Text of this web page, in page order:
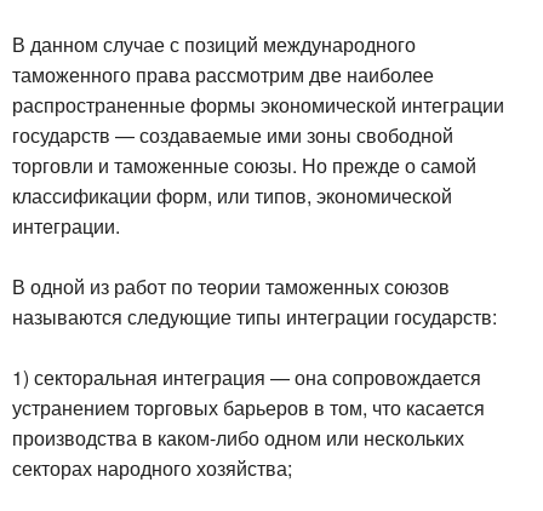
В данном случае с позиций международного
таможенного права рассмотрим две наиболее
распространенные формы экономической интеграции
государств — создаваемые ими зоны свободной
торговли и таможенные союзы. Но прежде о самой
классификации форм, или типов, экономической
интеграции.
В одной из работ по теории таможенных союзов
называются следующие типы интеграции государств:
1) секторальная интеграция — она сопровождается
устранением торговых барьеров в том, что касается
производства в каком-либо одном или нескольких
секторах народного хозяйства;